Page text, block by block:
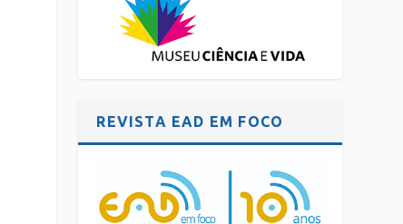
REVISTA EAD EM FOCO